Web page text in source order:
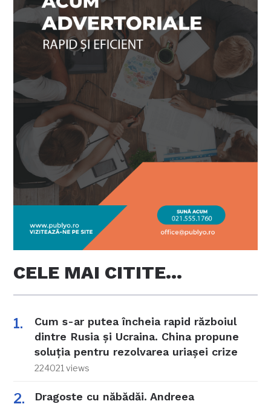
CELE MAI CITITE…
Cum s-ar putea încheia rapid războiul
dintre Rusia și Ucraina. China propune
soluția pentru rezolvarea uriașei crize
224021 views
Dragoste cu năbădăi. Andreea